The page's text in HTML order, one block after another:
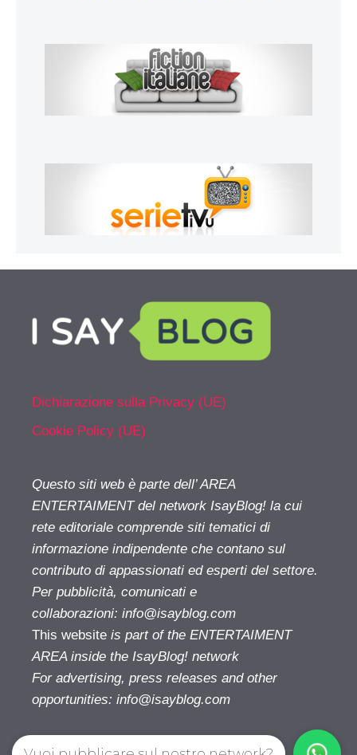
Dichiarazione sulla Privacy (UE)
Cookie Policy (UE)
Questo siti web è parte dell’ AREA
ENTERTAIMENT del network IsayBlog! la cui
rete editoriale comprende siti tematici di
informazione indipendente che contano sul
contributo di appassionati ed esperti del settore.
Per pubblicità, comunicati e
collaborazioni: info@isayblog.com
This website is part of the ENTERTAIMENT
AREA inside the IsayBlog! network
For advertising, press releases and other
opportunities: info@isayblog.com